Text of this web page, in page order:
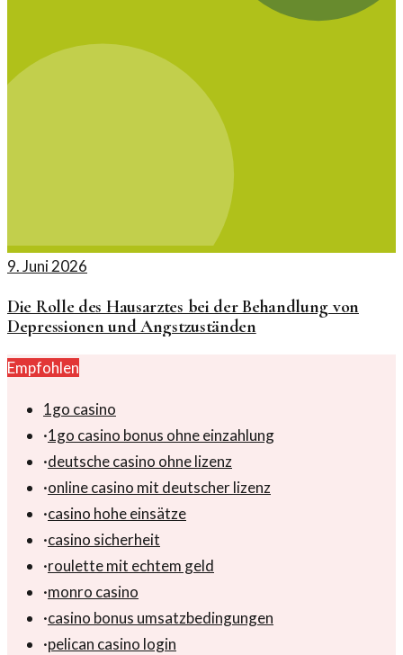
9. Juni 2026
Die Rolle des Hausarztes bei der Behandlung von
Depressionen und Angstzuständen
Empfohlen
1go casino
·1go casino bonus ohne einzahlung
·deutsche casino ohne lizenz
·online casino mit deutscher lizenz
·casino hohe einsätze
·casino sicherheit
·roulette mit echtem geld
·monro casino
·casino bonus umsatzbedingungen
·pelican casino login